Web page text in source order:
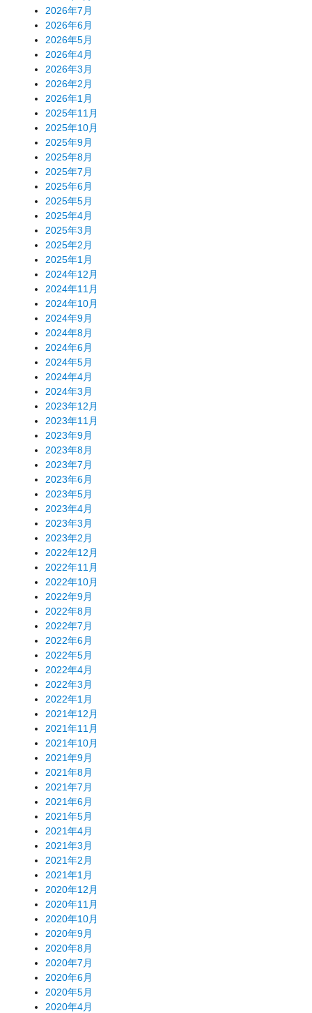
2026年7月
2026年6月
2026年5月
2026年4月
2026年3月
2026年2月
2026年1月
2025年11月
2025年10月
2025年9月
2025年8月
2025年7月
2025年6月
2025年5月
2025年4月
2025年3月
2025年2月
2025年1月
2024年12月
2024年11月
2024年10月
2024年9月
2024年8月
2024年6月
2024年5月
2024年4月
2024年3月
2023年12月
2023年11月
2023年9月
2023年8月
2023年7月
2023年6月
2023年5月
2023年4月
2023年3月
2023年2月
2022年12月
2022年11月
2022年10月
2022年9月
2022年8月
2022年7月
2022年6月
2022年5月
2022年4月
2022年3月
2022年1月
2021年12月
2021年11月
2021年10月
2021年9月
2021年8月
2021年7月
2021年6月
2021年5月
2021年4月
2021年3月
2021年2月
2021年1月
2020年12月
2020年11月
2020年10月
2020年9月
2020年8月
2020年7月
2020年6月
2020年5月
2020年4月